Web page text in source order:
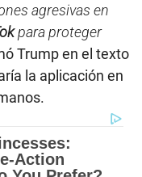
agresivas en
para proteger
Trump en el texto
la aplicación en